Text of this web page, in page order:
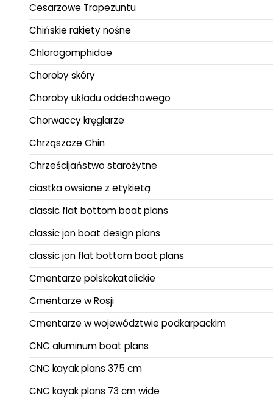
Cesarzowe Trapezuntu
Chińskie rakiety nośne
Chlorogomphidae
Choroby skóry
Choroby układu oddechowego
Chorwaccy kręglarze
Chrząszcze Chin
Chrześcijaństwo starożytne
ciastka owsiane z etykietą
classic flat bottom boat plans
classic jon boat design plans
classic jon flat bottom boat plans
Cmentarze polskokatolickie
Cmentarze w Rosji
Cmentarze w województwie podkarpackim
CNC aluminum boat plans
CNC kayak plans 375 cm
CNC kayak plans 73 cm wide